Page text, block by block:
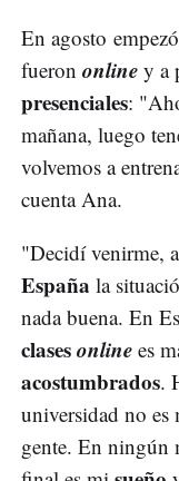
En agosto
fueron online y a
presenciales:
mañana, luego
volvemos a
cuenta Ana.
"Decidí venirme,
España la
nada buena. En
clasesonline es
acostumbrados.
universidad no
gente. En ningún